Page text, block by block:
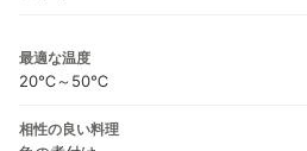
最適な温度
20℃～50℃
相性の良い料理